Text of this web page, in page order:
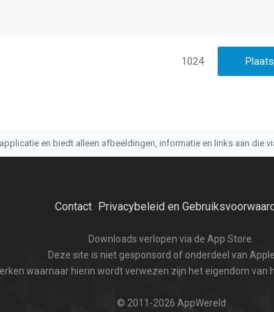
is een app voor iPhone, iPad en iPod touch met iOS versie
1024
en biedt alleen afbeeldingen, informatie en links aan die
Contact· Privacybeleid en
Downloads verlopen via de App Store.
Deze site is niet gesponsord of onderdeel van
waarnaar hierin wordt verwezen zijn het eigendom van
© 2011-2026 AppWereld